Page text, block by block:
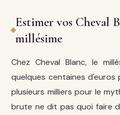
Estimer vos Cheval
millésime
Chez Cheval Blanc, le
quelques centaines
plusieurs milliers pour le
brute ne dit pas quoi faire